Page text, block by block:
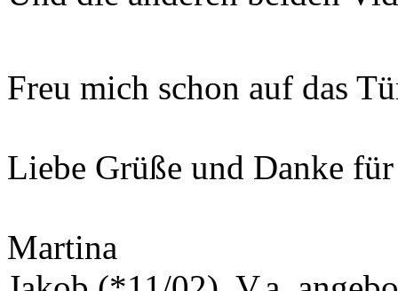
Freu mich schon auf das
Liebe Grüße und Danke
Martina